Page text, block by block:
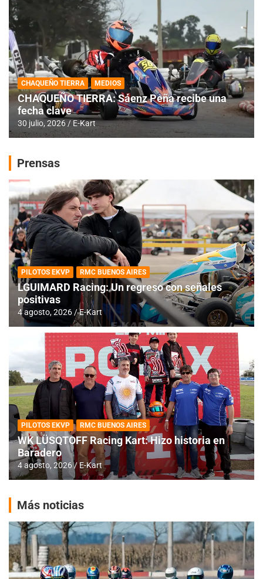
CHAQUEÑO TIERRA MEDIOS
CHAQUEÑO TIERRA: Sáenz Peña recibe una
fecha clave
30 julio, 2026 E-Kart
Prensas
PILOTOS EKVP RMC BUENOS AIRES
LGUIMARD Racing: Un regreso con señales
positivas
4 agosto, 2026 E-Kart
PILOTOS EKVP RMC BUENOS AIRES
WK LÜSQTOFF Racing Kart: Hizo historia en
Baradero
4 agosto, 2026 E-Kart
Más noticias